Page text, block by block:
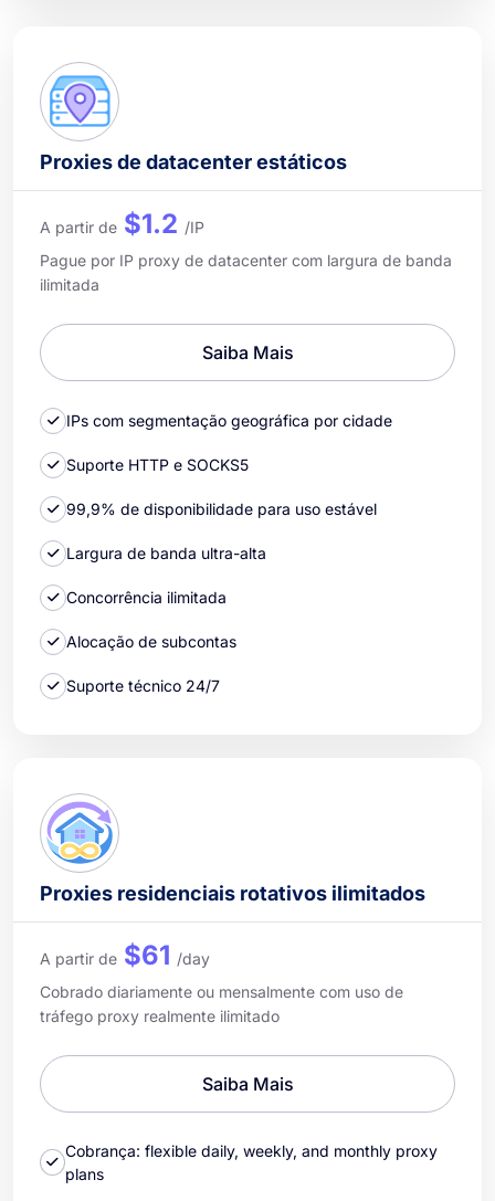
Proxies de datacenter estáticos
A partir de $1.2 /IP
Pague por IP proxy de datacenter com largura de banda
ilimitada
Saiba Mais
IPs com segmentação geográfica por cidade
Suporte HTTP e SOCKS5
99,9% de disponibilidade para uso estável
Largura de banda ultra-alta
Concorrência ilimitada
Alocação de subcontas
Suporte técnico 24/7
Proxies residenciais rotativos ilimitados
A partir de $61 /day
Cobrado diariamente ou mensalmente com uso de
tráfego proxy realmente ilimitado
Saiba Mais
Cobrança: flexible daily, weekly, and monthly proxy
plans